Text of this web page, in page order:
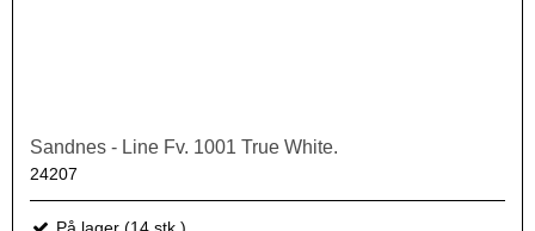
Sandnes - Line Fv. 1001 True White.
24207
På lager (14 stk.)